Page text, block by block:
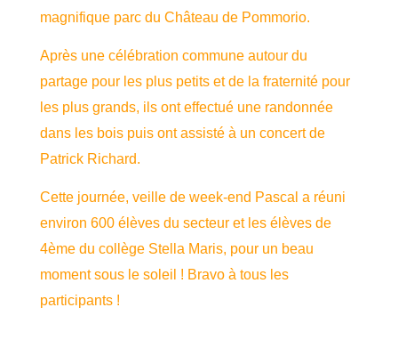
magnifique parc du Château de Pommorio.
Après une célébration commune autour du
partage pour les plus petits et de la fraternité pour
les plus grands, ils ont effectué une randonnée
dans les bois puis ont assisté à un concert de
Patrick Richard.
Cette journée, veille de week-end Pascal a réuni
environ 600 élèves du secteur et les élèves de
4ème du collège Stella Maris, pour un beau
moment sous le soleil ! Bravo à tous les
participants !